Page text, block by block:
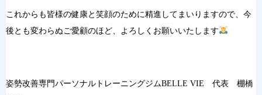
これからも皆様の健康と笑顔のために精進してまいりますので、今
後とも変わらぬご愛顧のほど、よろしくお願いいたします
姿勢改善専門パーソナルトレーニングジムBELLE VIE 代表 棚橋